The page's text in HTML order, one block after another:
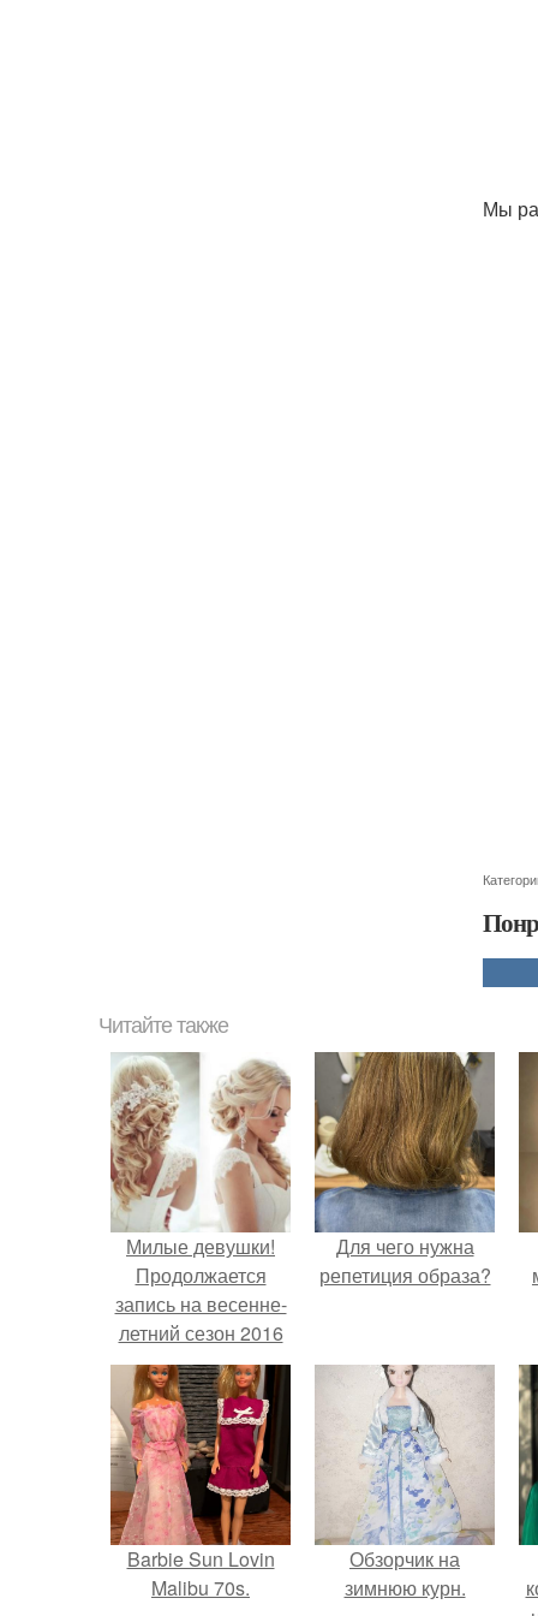
Мы
Читайте также
Милые девушки!
Продолжается
запись на весенне-
летний сезон 2016
г.
Для чего нужна
репетиция образа?
Barbie Sun Lovin
Malibu 70s.
Обзорчик на
зимнюю курн.